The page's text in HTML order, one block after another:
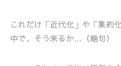
これだけ「近代化」や「集約
中で、そう来るか…（絶句）